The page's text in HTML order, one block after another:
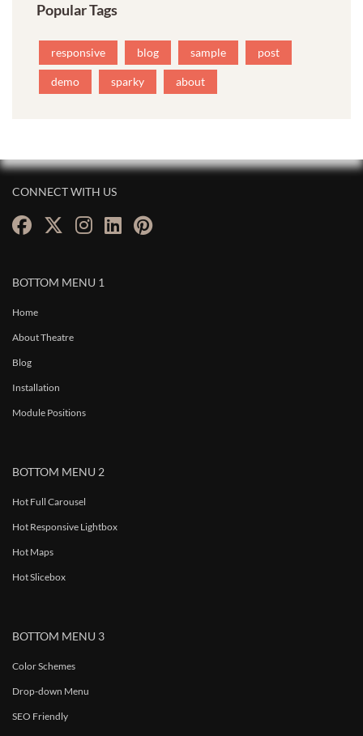
Popular Tags
responsive blog sample post
demo sparky about
CONNECT WITH US
BOTTOM MENU 1
Home
About Theatre
Blog
Installation
Module Positions
BOTTOM MENU 2
Hot Full Carousel
Hot Responsive Lightbox
Hot Maps
Hot Slicebox
BOTTOM MENU 3
Color Schemes
Drop-down Menu
SEO Friendly